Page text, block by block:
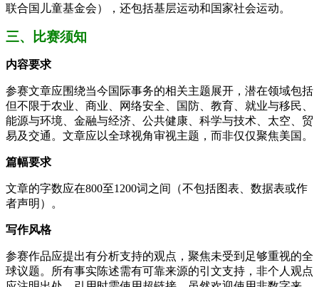
联合国儿童基金会），还包括基层运动和国家社会运动。
三、比赛须知
内容要求
参赛文章应围绕当今国际事务的相关主题展开，潜在领域包括
但不限于农业、商业、网络安全、国防、教育、就业与移民、
能源与环境、金融与经济、公共健康、科学与技术、太空、贸
易及交通。文章应以全球视角审视主题，而非仅仅聚焦美国。
篇幅要求
文章的字数应在800至1200词之间（不包括图表、数据表或作
者声明）。
写作风格
参赛作品应提出有分析支持的观点，聚焦未受到足够重视的全
球议题。所有事实陈述需有可靠来源的引文支持，非个人观点